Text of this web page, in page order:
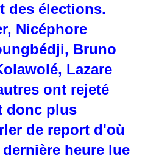
des élections.
Nicéphore
Bruno
Lazare
ont rejeté
donc plus
de report d'où
heure lue